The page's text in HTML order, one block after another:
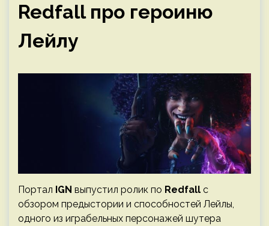
Redfall про героиню
Лейлу
Портал IGN выпустил ролик по Redfall с
обзором предыстории и способностей Лейлы,
одного из играбельных персонажей шутера